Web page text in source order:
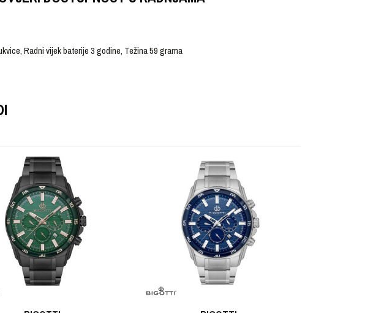
Radni vijek baterije 3 godine, Težina 59 grama
Muški
Čelik
Koža
Crna